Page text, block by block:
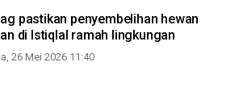
pastikan penyembelihan hewan
di Istiqlal ramah lingkungan
26 Mei 2026 11:40